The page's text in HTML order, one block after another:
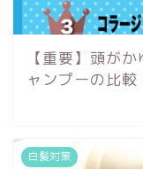
【重要】頭が
ャンプーの比
白髪対策